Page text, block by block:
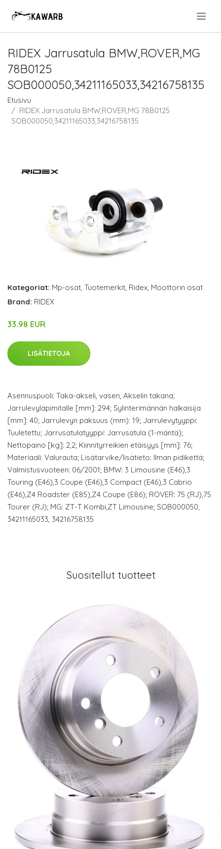
RIDEX Jarrusatula BMW,ROVER,MG
78B0125
SOB000050,34211165033,34216758135
Etusivu
RIDEX Jarrusatula BMW,ROVER,MG 78B0125
SOB000050,34211165033,34216758135
Kategoriat: Mp-osat Tuotemerkit Ridex Moottorin osat
Brand: RIDEX
33.98 EUR
LISÄTIETOJA
Asennuspuoli: Taka-akseli, vasen, Akselin takana;
Jarrulevyläpimitalle [mm]: 294; Sylinterimännän halkaisija
[mm]: 40; Jarrulevyn paksuus (mm): 19; Jarrulevytyyppi:
Tuuletettu; Jarrusatulatyyppi: Jarrusatula (1-mäntä);
Nettopaino [kg]: 2,2; Kiinnityrreikien etäisyys [mm]: 76;
Materiaali: Valurauta; Lisätarvike/lisätieto: Ilman pidikettä;
Valmistusvuoteen: 06/2001; BMW: 3 Limousine (E46),3
Touring (E46),3 Coupe (E46),3 Compact (E46),3 Cabrio
(E46),Z4 Roadster (E85),Z4 Coupe (E86); ROVER: 75 (RJ),75
Tourer (RJ); MG: ZT-T Kombi,ZT Limousine; SOB000050,
34211165033, 34216758135
Suositellut tuotteet